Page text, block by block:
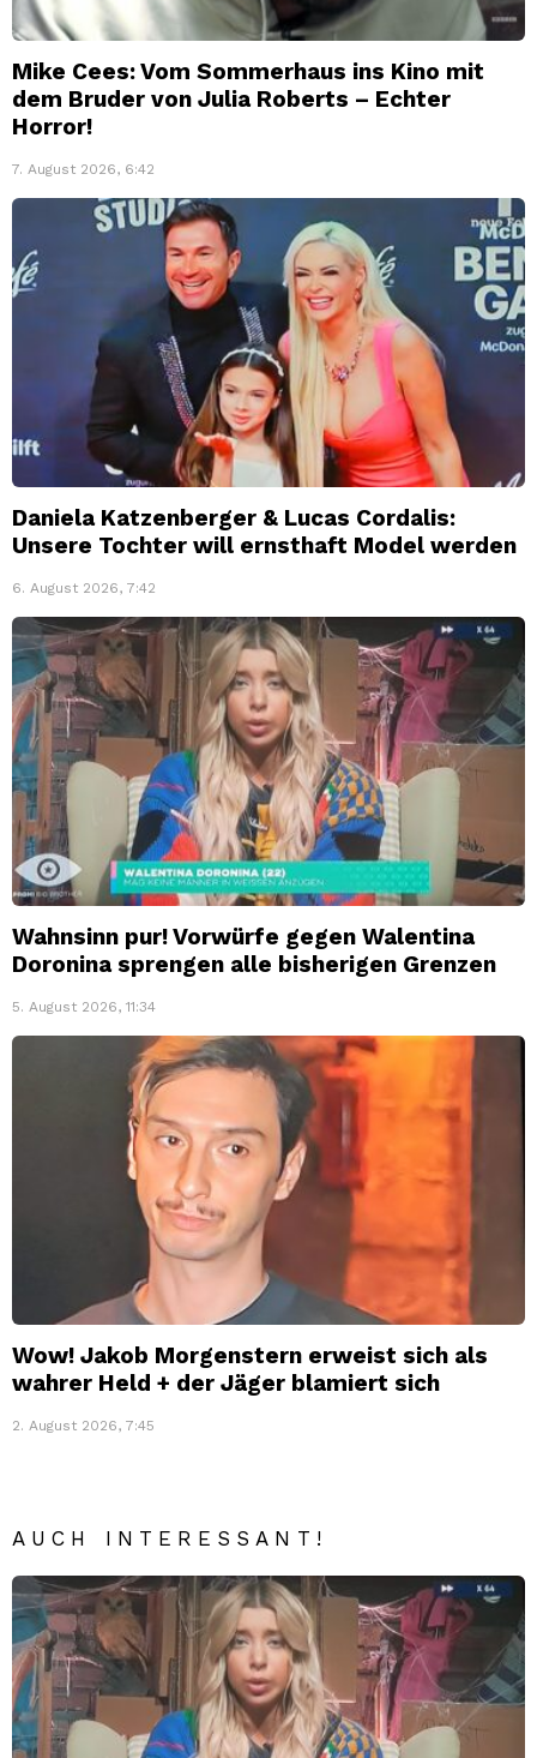
Mike Cees: Vom Sommerhaus ins Kino mit
dem Bruder von Julia Roberts – Echter
Horror!
7. August 2026, 6:42
Daniela Katzenberger & Lucas Cordalis:
Unsere Tochter will ernsthaft Model werden
6. August 2026, 7:42
Wahnsinn pur! Vorwürfe gegen Walentina
Doronina sprengen alle bisherigen Grenzen
5. August 2026, 11:34
Wow! Jakob Morgenstern erweist sich als
wahrer Held + der Jäger blamiert sich
2. August 2026, 7:45
AUCH INTERESSANT!